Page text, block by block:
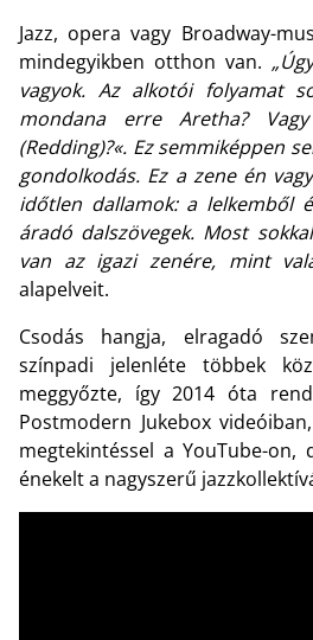
Jazz, opera vagy Broadway-
mindegyikben otthon van.
vagyok. Az alkotói folyamat
mondana erre Aretha?
(Redding)?«. Ez semmiképpen
gondolkodás. Ez a zene én
időtlen dallamok: a lelkemből
áradó dalszövegek. Most
van az igazi zenére, mint
alapelveit.
Csodás hangja, elragadó
színpadi jelenléte többek
meggyőzte, így 2014 óta
Postmodern Jukebox
megtekintéssel a YouTube-
énekelt a nagyszerű